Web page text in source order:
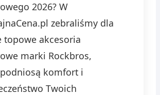
2026? W
zebraliśmy dla
topowe akcesoria
marki Rockbros,
komfort i
Twoich